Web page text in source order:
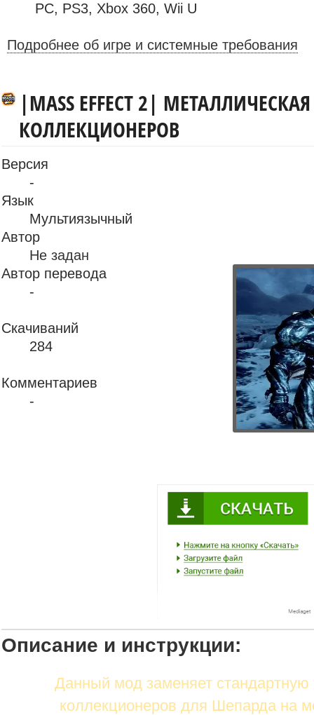
PC, PS3, Xbox 360, Wii U
Подробнее об игре и системные требования
|MASS EFFECT 2|
КОЛЛЕКЦИОНЕРОВ
Версия
-
Язык
Мультиязычный
Автор
Не задан
Автор перевода
-
Скачиваний
284
Комментариев
-
Описание и инструкции:
Данный мод заменяет стандартную
коллекционеров для Шепарда на